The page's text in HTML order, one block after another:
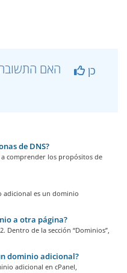
כן
de DNS?
comprender los propósitos de
adicional es un dominio
a otra página?
Dentro de la sección “Dominios”,
dominio adicional?
adicional en cPanel,